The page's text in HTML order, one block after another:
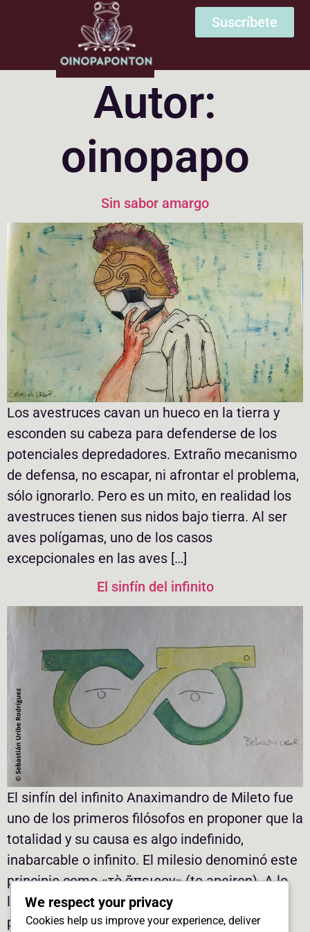
Suscríbete
Autor:
oinopapo
Sin sabor amargo​
Los avestruces cavan un hueco en la tierra y
esconden su cabeza para defenderse de los
potenciales depredadores. Extraño mecanismo
de defensa, no escapar, ni afrontar el problema,
sólo ignorarlo. Pero es un mito, en realidad los
avestruces tienen sus nidos bajo tierra. Al ser
aves polígamas, uno de los casos
excepcionales en las aves […]
El sinfín del infinito
El sinfín del infinito Anaximandro de Mileto fue
uno de los primeros filósofos en proponer que la
totalidad y su causa es algo indefinido,
inabarcable o infinito. El milesio denominó este
principio como «τò ἄπειρον» (to apeiron). A lo
largo de la tradición se ha equiparado esta
palabra con la idea de un infinito, es […]
We respect your privacy
Cookies help us improve your experience, deliver